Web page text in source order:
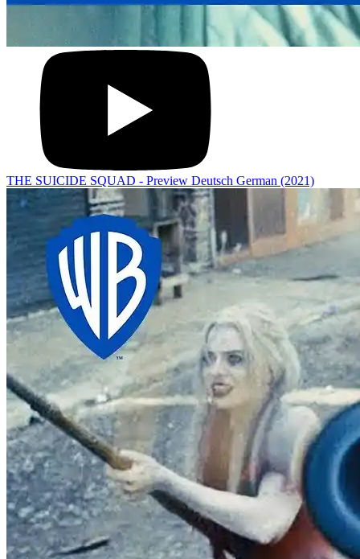
THE SUICIDE SQUAD - Preview Deutsch German (2021)